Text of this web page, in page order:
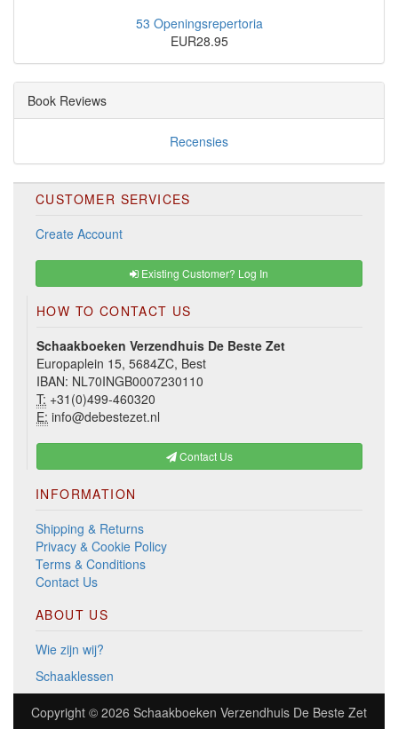
53 Openingsrepertoria
EUR28.95
Book Reviews
Recensies
CUSTOMER SERVICES
Create Account
Existing Customer? Log In
HOW TO CONTACT US
Schaakboeken Verzendhuis De Beste Zet
Europaplein 15, 5684ZC, Best
IBAN: NL70INGB0007230110
T: +31(0)499-460320
E: info@debestezet.nl
Contact Us
INFORMATION
Shipping & Returns
Privacy & Cookie Policy
Terms & Conditions
Contact Us
ABOUT US
Wie zijn wij?
Schaaklessen
Copyright © 2026 Schaakboeken Verzendhuis De Beste Zet